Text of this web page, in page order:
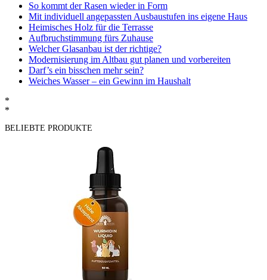
So kommt der Rasen wieder in Form
Mit individuell angepassten Ausbaustufen ins eigene Haus
Heimisches Holz für die Terrasse
Aufbruchstimmung fürs Zuhause
Welcher Glasanbau ist der richtige?
Modernisierung im Altbau gut planen und vorbereiten
Darf’s ein bisschen mehr sein?
Weiches Wasser – ein Gewinn im Haushalt
*
*
BELIEBTE PRODUKTE